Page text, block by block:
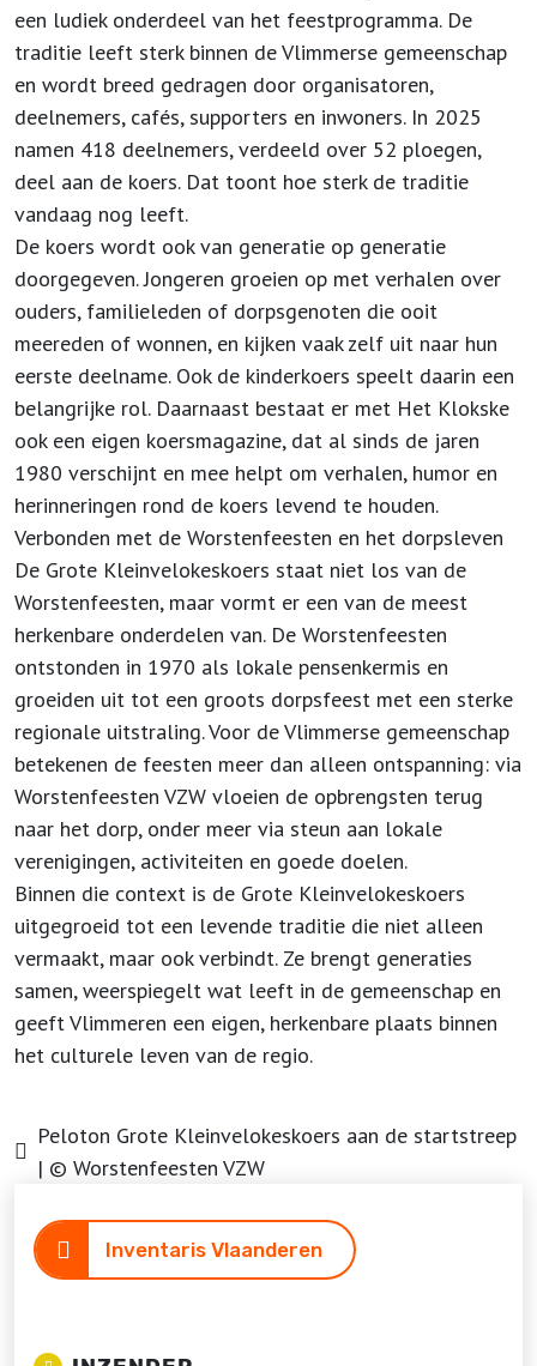
een ludiek onderdeel van het feestprogramma. De
traditie leeft sterk binnen de Vlimmerse gemeenschap
en wordt breed gedragen door organisatoren,
deelnemers, cafés, supporters en inwoners. In 2025
namen 418 deelnemers, verdeeld over 52 ploegen,
deel aan de koers. Dat toont hoe sterk de traditie
vandaag nog leeft.
De koers wordt ook van generatie op generatie
doorgegeven. Jongeren groeien op met verhalen over
ouders, familieleden of dorpsgenoten die ooit
meereden of wonnen, en kijken vaak zelf uit naar hun
eerste deelname. Ook de kinderkoers speelt daarin een
belangrijke rol. Daarnaast bestaat er met Het Klokske
ook een eigen koersmagazine, dat al sinds de jaren
1980 verschijnt en mee helpt om verhalen, humor en
herinneringen rond de koers levend te houden.
Verbonden met de Worstenfeesten en het dorpsleven
De Grote Kleinvelokeskoers staat niet los van de
Worstenfeesten, maar vormt er een van de meest
herkenbare onderdelen van. De Worstenfeesten
ontstonden in 1970 als lokale pensenkermis en
groeiden uit tot een groots dorpsfeest met een sterke
regionale uitstraling. Voor de Vlimmerse gemeenschap
betekenen de feesten meer dan alleen ontspanning: via
Worstenfeesten VZW vloeien de opbrengsten terug
naar het dorp, onder meer via steun aan lokale
verenigingen, activiteiten en goede doelen.
Binnen die context is de Grote Kleinvelokeskoers
uitgegroeid tot een levende traditie die niet alleen
vermaakt, maar ook verbindt. Ze brengt generaties
samen, weerspiegelt wat leeft in de gemeenschap en
geeft Vlimmeren een eigen, herkenbare plaats binnen
het culturele leven van de regio.
Peloton Grote Kleinvelokeskoers aan de startstreep
| © Worstenfeesten VZW
Inventaris Vlaanderen